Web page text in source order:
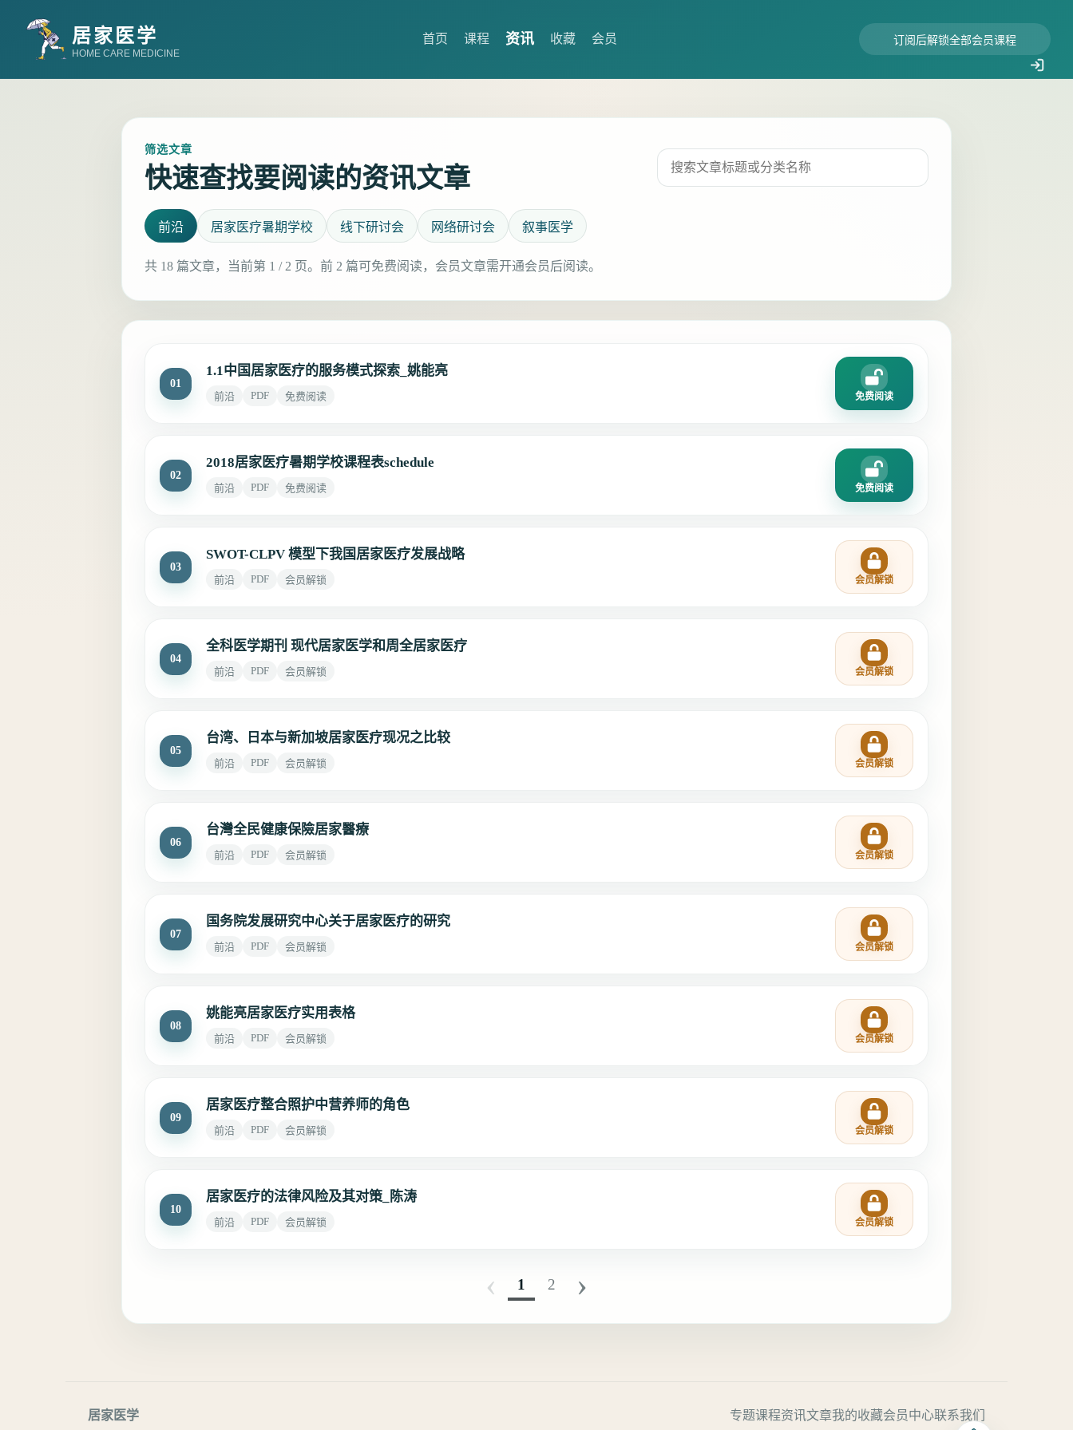
居家医学
HOME CARE MEDICINE
首页 课程 资讯 收藏 会员 订阅后解锁全部会员课程
筛选文章
快速查找要阅读的资讯文章
前沿 居家医疗暑期学校 线下研讨会 网络研讨会 叙事医学
共 18 篇文章，当前第 1 / 2 页。前 2 篇可免费阅读，会员文章需开通会员后阅读。
01
1.1中国居家医疗的服务模式探索_姚能亮
前沿 PDF 免费阅读 免费阅读
02
2018居家医疗暑期学校课程表schedule
前沿 PDF 免费阅读 免费阅读
03
SWOT-CLPV 模型下我国居家医疗发展战略
前沿 PDF 会员解锁 会员解锁
04
全科医学期刊 现代居家医学和周全居家医疗
前沿 PDF 会员解锁 会员解锁
05
台湾、日本与新加坡居家医疗现况之比较
前沿 PDF 会员解锁 会员解锁
06
台灣全民健康保險居家醫療
前沿 PDF 会员解锁 会员解锁
07
国务院发展研究中心关于居家医疗的研究
前沿 PDF 会员解锁 会员解锁
08
姚能亮居家医疗实用表格
前沿 PDF 会员解锁 会员解锁
09
居家医疗整合照护中营养师的角色
前沿 PDF 会员解锁 会员解锁
10
居家医疗的法律风险及其对策_陈涛
前沿 PDF 会员解锁 会员解锁
‹ 1 2 ›
居家医学 专题课程资讯文章我的收藏会员中心联系我们